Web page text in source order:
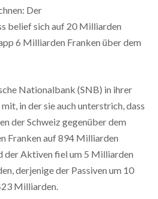
Der
belief sich auf 20 Milliarden
6 Milliarden Franken über dem
Nationalbank (SNB) in ihrer
in der sie auch unterstrich, dass
der Schweiz gegenüber dem
Franken auf 894 Milliarden
der Aktiven fiel um 5 Milliarden
derjenige der Passiven um 10
Milliarden.